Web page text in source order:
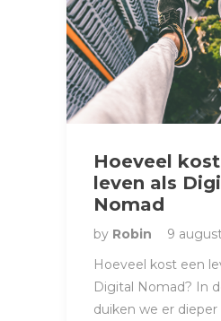
Hoeveel
leven als
Nomad
by Robin
9
Hoeveel kost een
Digital Nomad? In
duiken we er dieper